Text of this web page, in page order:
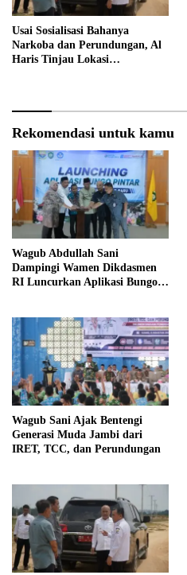
Usai Sosialisasi Bahanya
Narkoba dan Perundungan, Al
Haris Tinjau Lokasi
Rekomendasi untuk kamu
Wagub Abdullah Sani
Dampingi Wamen Dikdasmen
RI Luncurkan Aplikasi Bungo
Wagub Sani Ajak Bentengi
Generasi Muda Jambi dari
IRET, TCC, dan Perundungan